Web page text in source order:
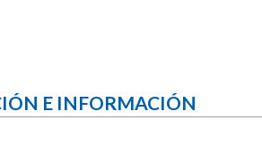
E INFORMACIÓN